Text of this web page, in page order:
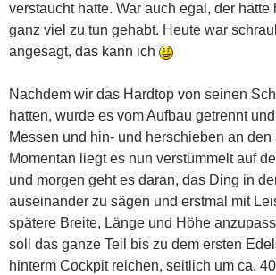
verstaucht hatte. War auch egal, der hätte
ganz viel zu tun gehabt. Heute war
angesagt, das kann ich
Nachdem wir das Hardtop von seinen
hatten, wurde es vom Aufbau getrennt
Messen und hin- und herschieben an
Momentan liegt es nun verstümmelt auf
und morgen geht es daran, das Ding in
auseinander zu sägen und erstmal mit
spätere Breite, Länge und Höhe
soll das ganze Teil bis zu dem ersten
hinterm Cockpit reichen, seitlich um ca.